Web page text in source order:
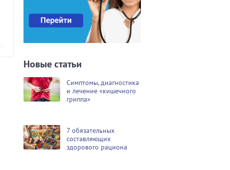
Новые статьи
Симптомы, диагностика
и лечение «кишечного
гриппа»
7 обязательных
составляющих
здорового рациона